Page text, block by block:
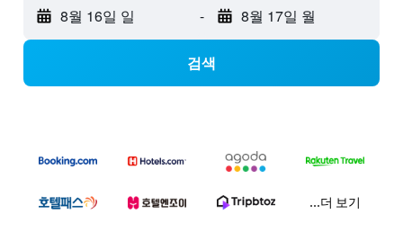
8월 16일 일 - 8월 17일 월
검색
...더 보기